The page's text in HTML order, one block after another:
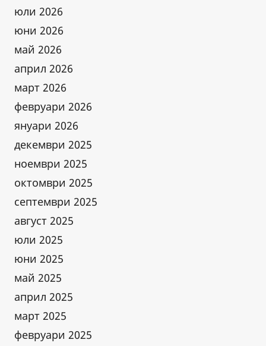
юли 2026
юни 2026
май 2026
април 2026
март 2026
февруари 2026
януари 2026
декември 2025
ноември 2025
октомври 2025
септември 2025
август 2025
юли 2025
юни 2025
май 2025
април 2025
март 2025
февруари 2025